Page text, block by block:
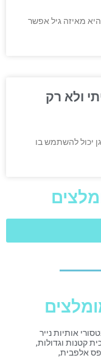
מאיזה גיל אפשר
ולא רק
יכול להשתמש בו
אותיות נייר
קטנות וגדולות,
אלפבית,